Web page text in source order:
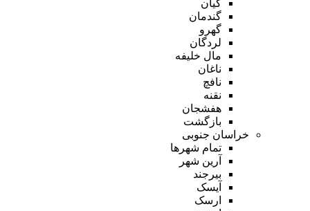
کیان
گندمان
گهرو
لردگان
مال خلیفه
ناغان
نافچ
نقنه
هفشجان
بازگشت
خراسان جنوبی
تمام شهر‌ها
آرین شهر
بیرجند
آیسک
ارسک